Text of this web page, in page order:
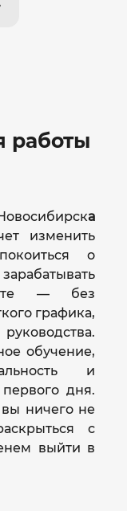
работы
а
изменить
о
— без
графика,
обучение,
и
дня.
ничего не
с
выйти в